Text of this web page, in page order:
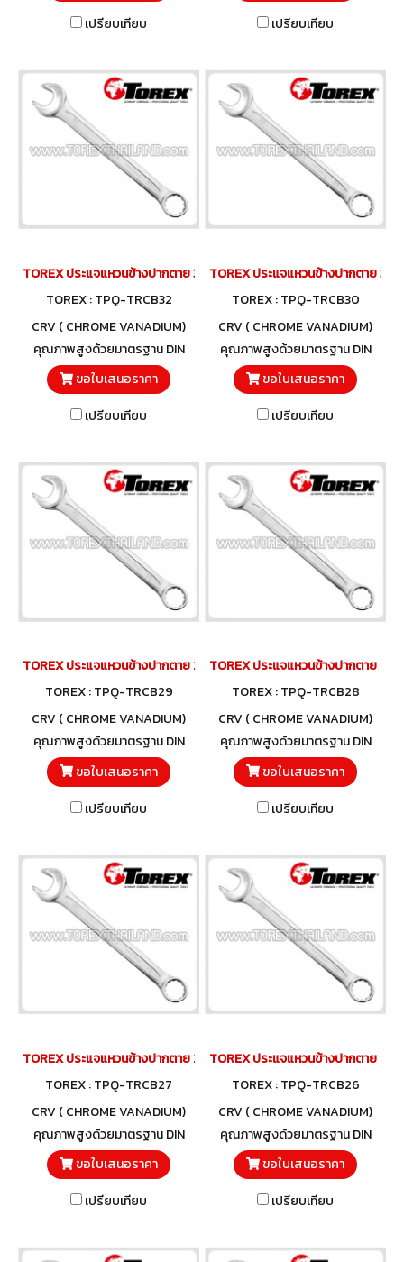
เปรียบเทียบ
เปรียบเทียบ
TOREX ประแจแหวนข้างปากตาย 32 มม.
TOREX : TPQ-TRCB32
CRV ( CHROME VANADIUM)
คุณภาพสูงด้วยมาตรฐาน DIN
3113 และวัสดุโครมวานาเดียม
ขอใบเสนอราคา
เปรียบเทียบ
TOREX ประแจแหวนข้างปากตาย 30
TOREX : TPQ-TRCB30
CRV ( CHROME VANADIUM)
คุณภาพสูงด้วยมาตรฐาน DIN
3113 และวัสดุโครมวานาเดียม
ขอใบเสนอราคา
เปรียบเทียบ
TOREX ประแจแหวนข้างปากตาย 29 มม.
TOREX : TPQ-TRCB29
CRV ( CHROME VANADIUM)
คุณภาพสูงด้วยมาตรฐาน DIN
3113 และวัสดุโครมวานาเดียม
ขอใบเสนอราคา
เปรียบเทียบ
TOREX ประแจแหวนข้างปากตาย 28
TOREX : TPQ-TRCB28
CRV ( CHROME VANADIUM)
คุณภาพสูงด้วยมาตรฐาน DIN
3113 และวัสดุโครมวานาเดียม
ขอใบเสนอราคา
เปรียบเทียบ
TOREX ประแจแหวนข้างปากตาย 27 มม.
TOREX : TPQ-TRCB27
CRV ( CHROME VANADIUM)
คุณภาพสูงด้วยมาตรฐาน DIN
3113 และวัสดุโครมวานาเดียม
ขอใบเสนอราคา
เปรียบเทียบ
TOREX ประแจแหวนข้างปากตาย 26
TOREX : TPQ-TRCB26
CRV ( CHROME VANADIUM)
คุณภาพสูงด้วยมาตรฐาน DIN
3113 และวัสดุโครมวานาเดียม
ขอใบเสนอราคา
เปรียบเทียบ